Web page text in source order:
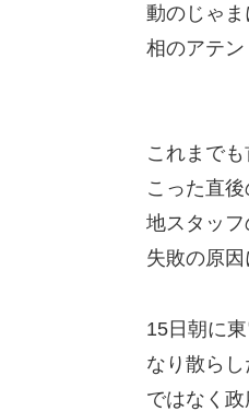
動のじゃ
相のアテン
これまで
こった直
地スタッ
失敗の原因
15日朝に
なり散ら
ではなく